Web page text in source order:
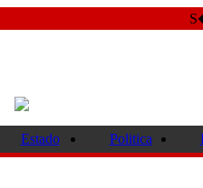
Estado Politica